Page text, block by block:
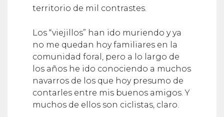
no me quedan hoy familiares en la
comunidad foral, pero a lo largo de
los años he ido conociendo a muchos
navarros de los que hoy presumo de
contarles entre mis buenos amigos. Y
muchos de ellos son ciclistas, claro.